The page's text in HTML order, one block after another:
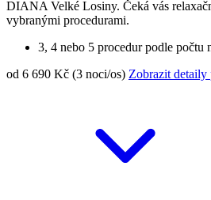
DIANA Velké Losiny. Čeká vás
vybranými procedurami.
3, 4 nebo 5 procedur podle počtu
od 6 690 Kč (3 noci/os) Zobrazit detaily